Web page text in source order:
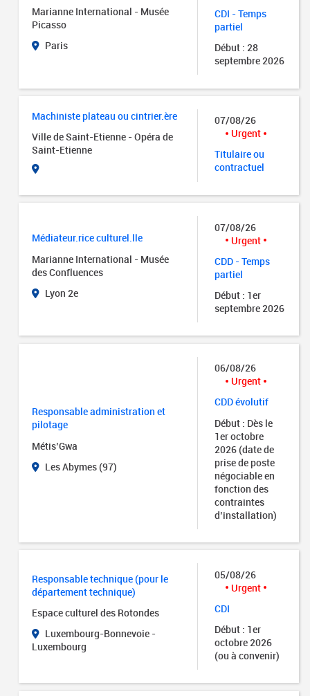
Marianne International - Musée
Picasso
Paris
CDI - Temps
partiel
Début : 28
septembre 2026
Machiniste plateau ou cintrier.ère
Ville de Saint-Etienne - Opéra de
Saint-Etienne
07/08/26
Urgent
Titulaire ou
contractuel
Médiateur.rice culturel.lle
Marianne International - Musée
des Confluences
Lyon 2e
07/08/26
Urgent
CDD - Temps
partiel
Début : 1er
septembre 2026
Responsable administration et
pilotage
Métis’Gwa
Les Abymes (97)
06/08/26
Urgent
CDD évolutif
Début : Dès le
1er octobre
2026 (date de
prise de poste
négociable en
fonction des
contraintes
d’installation)
Responsable technique (pour le
département technique)
Espace culturel des Rotondes
Luxembourg-Bonnevoie -
Luxembourg
05/08/26
Urgent
CDI
Début : 1er
octobre 2026
(ou à convenir)